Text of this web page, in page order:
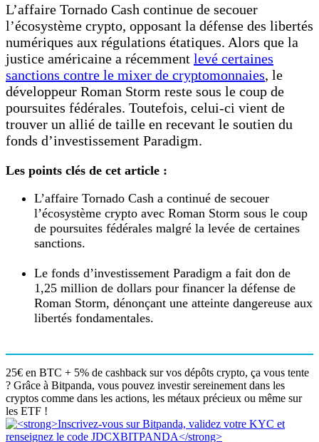
L’affaire Tornado Cash continue de secouer
l’écosystème crypto, opposant la défense des libertés
numériques aux régulations étatiques. Alors que la
justice américaine a récemment levé certaines
sanctions contre le mixer de cryptomonnaies, le
développeur Roman Storm reste sous le coup de
poursuites fédérales. Toutefois, celui-ci vient de
trouver un allié de taille en recevant le soutien du
fonds d’investissement Paradigm.
Les points clés de cet article :
L’affaire Tornado Cash a continué de secouer
l’écosystème crypto avec Roman Storm sous le coup
de poursuites fédérales malgré la levée de certaines
sanctions.
Le fonds d’investissement Paradigm a fait don de
1,25 million de dollars pour financer la défense de
Roman Storm, dénonçant une atteinte dangereuse aux
libertés fondamentales.
25€ en BTC + 5% de cashback sur vos dépôts crypto, ça vous tente
? Grâce à Bitpanda, vous pouvez investir sereinement dans les
cryptos comme dans les actions, les métaux précieux ou même sur
les ETF !